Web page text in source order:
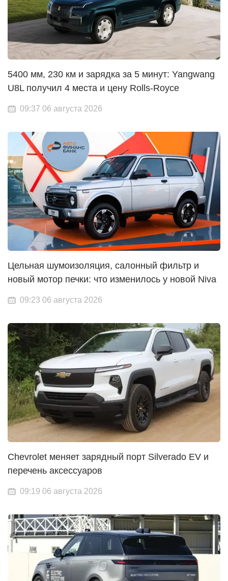
5400 мм, 230 км и зарядка за 5 минут: Yangwang
U8L получил 4 места и цену Rolls-Royce
09:37 06 августа 2026
Цельная шумоизоляция, салонный фильтр и
новый мотор печки: что изменилось у новой Niva
09:23 06 августа 2026
Chevrolet меняет зарядный порт Silverado EV и
перечень аксессуаров
09:19 06 августа 2026